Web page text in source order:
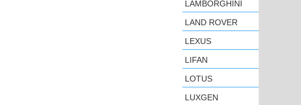
LAMBORGHINI
LAND ROVER
LEXUS
LIFAN
LOTUS
LUXGEN